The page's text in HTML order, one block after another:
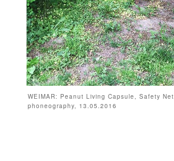
WEIMAR: Peanut Living Capsule, Safety
phoneography, 13.05.2016